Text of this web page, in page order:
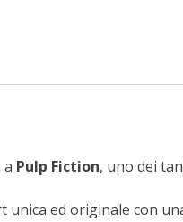
a Pulp Fiction, uno dei
unica ed originale con